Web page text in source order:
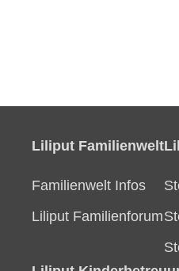
Liliput Familienwelt
Familienwelt Infos
Liliput Familienforum